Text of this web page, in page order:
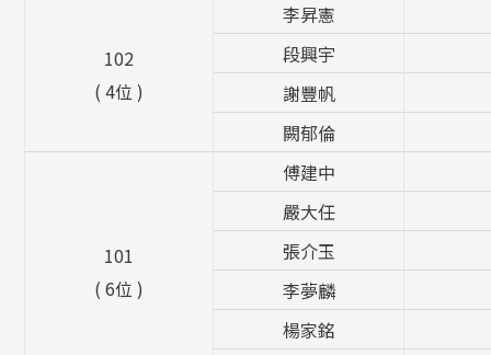
102
( 4位 )
李昇憲
段興宇
謝豐帆
闕郁倫
101
( 6位 )
傅建中
嚴大任
張介玉
李夢麟
楊家銘